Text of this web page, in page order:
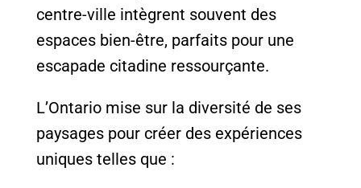
centre-ville intègrent souvent des
espaces bien-être, parfaits pour une
escapade citadine ressourçante.
L’Ontario mise sur la diversité de ses
paysages pour créer des expériences
uniques telles que :